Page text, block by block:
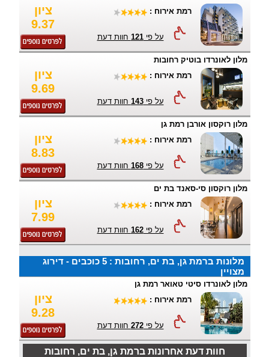
ציון
9.37
רמת אירוח :
על פי121 חוות דעת
מלון לאונרדו בוטיק רחובות
ציון
9.69
רמת אירוח :
על פי143 חוות דעת
מלון רוקסון אורבן רמת גן
ציון
8.83
רמת אירוח :
על פי168 חוות דעת
מלון רוקסון סי-סאנד בת ים
ציון
7.99
רמת אירוח :
על פי162 חוות דעת
מלונות ברמת גן, בת ים, רחובות : 5 כוכבים - דירוג
מצויין
מלון לאונרדו סיטי טאואר רמת גן
ציון
9.28
רמת אירוח :
על פי272 חוות דעת
חוות דעת אחרונות ברמת גן, בת ים, רחובות